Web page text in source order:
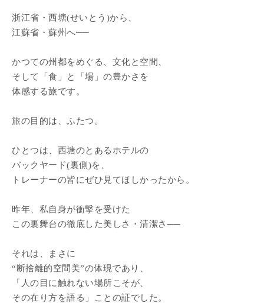
浙江省・西塘(せいとう)から、
江蘇省・蘇州へ──
かつての州都をめぐる、文化と空間、
そして「食」と「場」の豊かさを
体感する旅です。
旅の目的は、ふたつ。
ひとつは、西塘のとあるホテルの
バックヤード(裏側)を、
トレーナーの皆にぜひ見てほしかったから。
昨年、私自身が衝撃を受けた
この裏舞台の徹底した美しさ・清潔さ──
それは、まさに
“断捨離的空間美”の体現であり、
「人の目に触れない場所こそが、
その在り方を語る」ことの証でした。